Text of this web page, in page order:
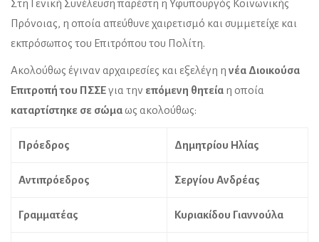
Στη Γενική Συνέλευση παρέστη η Υφυπουργός Κοινωνικής
Πρόνοιας, η οποία απεύθυνε χαιρετισμό και συμμετείχε και
εκπρόσωπος του Επιτρόπου του Πολίτη.
Ακολούθως έγιναν αρχαιρεσίες και εξελέγη η νέα Διοικούσα
Επιτροπή του ΠΣΣΕγια την επόμενη θητεία η οποία
καταρτίστηκε σε σώμαως ακολούθως:
Πρόεδρος Δημητρίου Ηλίας
Αντιπρόεδρος Σεργίου Ανδρέας
Γραμματέας Κυριακίδου Γιαννούλα